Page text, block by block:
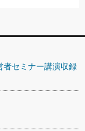
者セミナー講演収録